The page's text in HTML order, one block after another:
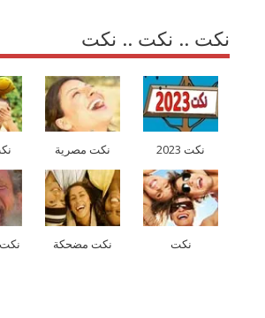
نكت .. نكت .. نكت
نكت 2023 نكت مصرية
نكت نكت مضحكة